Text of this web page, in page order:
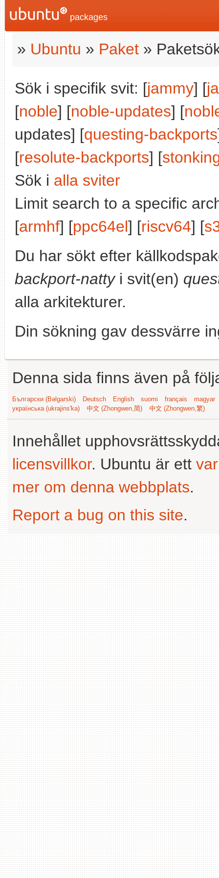
packages
» Ubuntu » Paket »
Sök i specifik svit: [jammy] [
[noble] [noble-updates] [
updates] [questing-backports
[resolute-backports] [
Sök i alla sviter
Limit search to a specific
[armhf] [ppc64el] [riscv64] [
Du har sökt efter
backport-nattyi svit(en)
alla arkitekturer.
Din sökning gav dessvärre
Denna sida finns även på
Български (Bəlgarski) Deutsch English suomi français
magyar
українська (ukrajins'ka)
中文 (Zhongwen,简) 中文 (Zhongwen,繁)
Innehållet
licensvillkor. Ubuntu är ett
mer om denna webbplats.
Report a bug on this site.